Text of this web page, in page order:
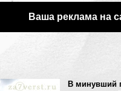
Ваша реклама на
В минувший